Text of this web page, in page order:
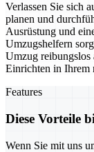
Verlassen Sie sich
planen und
Ausrüstung und
Umzugshelfern
Umzug reibungslos
Einrichten in Ihrem
Features
Diese Vorteile
Wenn Sie mit uns